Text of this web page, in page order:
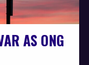
AS ONG